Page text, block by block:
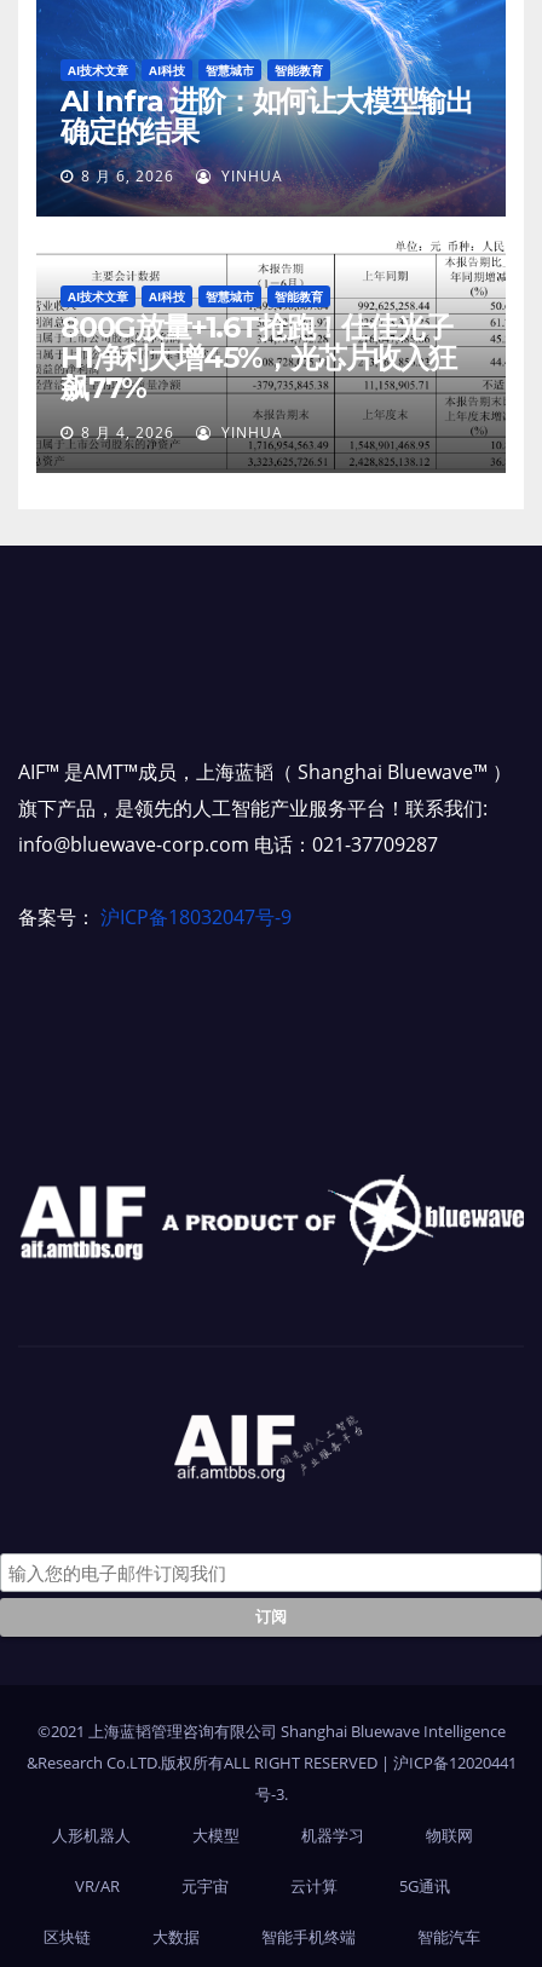
AI技术文章 AI科技 智慧城市 智能教育
AI Infra 进阶：如何让大模型输出
确定的结果
8 月 6, 2026 YINHUA
AI技术文章 AI科技 智慧城市 智能教育
800G放量+1.6T抢跑！仕佳光子
H1净利大增45%，光芯片收入狂
飙77%
8 月 4, 2026 YINHUA
AIF™ 是AMT™成员，上海蓝韬（ Shanghai Bluewave™ ）
旗下产品，是领先的人工智能产业服务平台！联系我们:
info@bluewave-corp.com 电话：021-37709287
备案号： 沪ICP备18032047号-9
©2021 上海蓝韬管理咨询有限公司 Shanghai Bluewave Intelligence
&Research Co.LTD.版权所有ALL RIGHT RESERVED | 沪ICP备12020441
号-3.
人形机器人
大模型 机器学习 物联网
VR/AR 元宇宙 云计算 5G通讯
区块链 大数据 智能手机终端 智能汽车